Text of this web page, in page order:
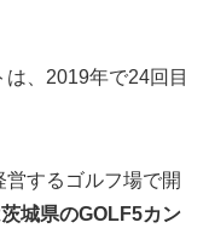
、2019年で24回目
するゴルフ場で開
城県のGOLF5カン